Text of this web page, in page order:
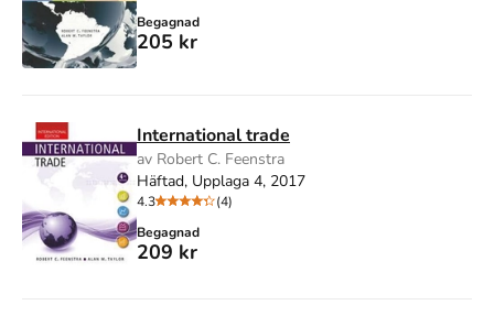
Begagnad
205 kr
International trade
av Robert C. Feenstra
Häftad, Upplaga 4, 2017
4.3
(4)
Begagnad
209 kr